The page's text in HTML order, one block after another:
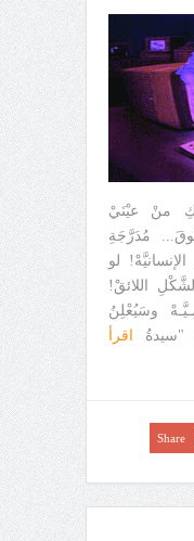
منْ عيْنَيْ
مُدَرَّجَةِ
لو
اللائقْ!
وسَيُعْلِنُ
"سيدةُ
اقرأ
Share